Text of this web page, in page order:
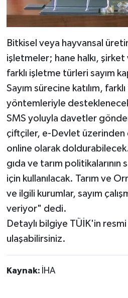
Bitkisel veya hayvansal
işletmeler; hane halkı,
farklı işletme türleri sayım
Sayım sürecine katılım, farklı
yöntemleriyle
SMS yoluyla davetler
çiftçiler, e-Devlet üzerinden
online olarak
gıda ve tarım politikalarının
için kullanılacak. Tarım ve
ve ilgili kurumlar, sayım
veriyor" dedi.
Detaylı bilgiye TÜİK'in
ulaşabilirsiniz.
Kaynak: İHA